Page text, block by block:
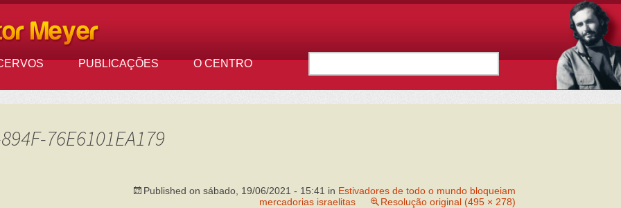
PUBLICAÇÕES O CENTRO
76E6101EA179
Published on sábado, 19/06/2021 - 15:41 in Estivadores de todo o mundo bloqueiam
mercadorias israelitas
Resolução original (495 × 278)